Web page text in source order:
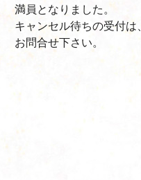
満員となりました。
キャンセル待ちの受付は、
お問合せ下さい。